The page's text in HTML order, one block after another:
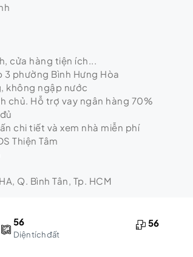
cửa hàng tiện ích...
phường Bình Hưng Hòa
không ngập nước
chủ. Hỗ trợ vay ngân hàng 70%
chi tiết và xem nhà miễn phí
Thiện Tâm
Q. Bình Tân, Tp. HCM
56
Diện tích đất
56